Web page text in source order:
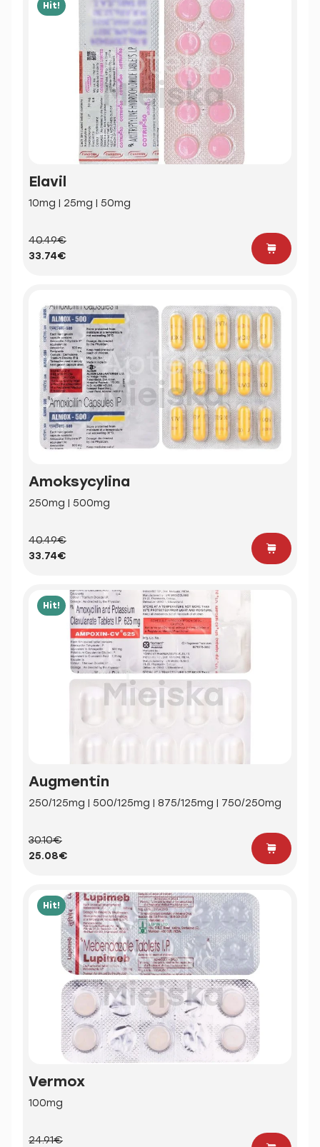
Hit!
Elavil
10mg | 25mg | 50mg
40.49€
33.74€
Amoksycylina
250mg | 500mg
40.49€
33.74€
Hit!
Augmentin
250/125mg | 500/125mg | 875/125mg | 750/250mg
30.10€
25.08€
Hit!
Vermox
100mg
24.91€